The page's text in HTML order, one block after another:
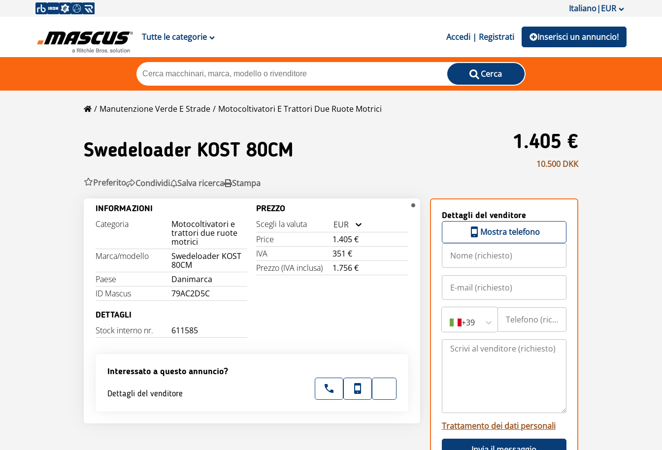
Italiano|EUR
Tutte le categorie Accedi | Registrati Inserisci un annuncio!
Cerca
Manutenzione Verde E Strade Motocoltivatori E Trattori Due Ruote Motrici
Swedeloader KOST 80CM 1.405 €
10.500 DKK
Preferito
Condividi Salva ricerca Stampa
INFORMAZIONI
Categoria
Motocoltivatori e
trattori due ruote
motrici
Marca/modello
Swedeloader KOST
80CM
Paese
Danimarca
ID Mascus
79AC2D5C
PREZZO
Scegli la valuta
EUR
Price
1.405 €
IVA
351 €
Prezzo (IVA inclusa)
1.756 €
DETTAGLI
Stock interno nr. 611585
Interessato a questo annuncio?
Dettagli del venditore
Dettagli del venditore
Mostra telefono
+39
Trattamento dei dati personali